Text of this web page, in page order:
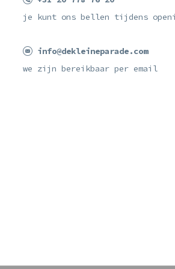
je kunt ons bellen tijdens
info@dekleineparade.com
we zijn bereikbaar per email